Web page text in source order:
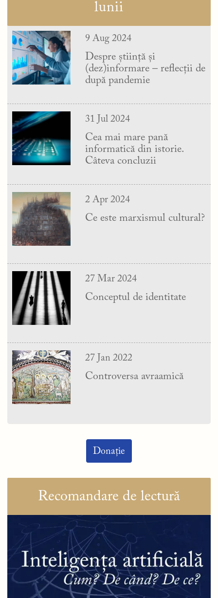
lunii
9 Aug 2024
Despre știință și
(dez)informare – reflecții de
după pandemie
31 Jul 2024
Cea mai mare pană
informatică din istorie.
Câteva concluzii
2 Apr 2024
Ce este marxismul cultural?
27 Mar 2024
Conceptul de identitate
27 Jan 2022
Controversa avraamică
Donație
Recomandare de lectură